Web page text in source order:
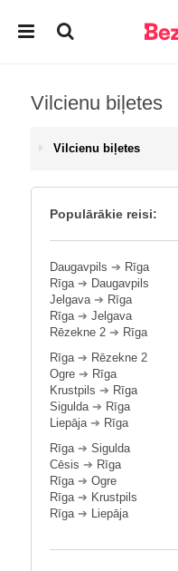
Vilcienu biļetes
Vilcienu biļetes
Populārākie reisi:
Daugavpils ➔ Rīga
Rīga➔ Daugavpils
Jelgava➔ Rīga
Rīga➔ Jelgava
Rēzekne 2 ➔ Rīga
Rīga➔ Rēzekne 2
Ogre ➔ Rīga
Krustpils ➔ Rīga
Sigulda➔ Rīga
Liepāja➔ Rīga
Rīga➔ Sigulda
Cēsis ➔ Rīga
Rīga➔ Ogre
Rīga➔ Krustpils
Rīga➔ Liepāja